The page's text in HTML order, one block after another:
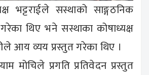
भट्टराईले सस्थाको साङ्गठनिक
थिए भने सस्थाका कोषाध्यक्ष
आय व्यय प्रस्तुत गरेका थिए ।
मोचिले प्रगति प्रतिवेदन प्रस्तुत